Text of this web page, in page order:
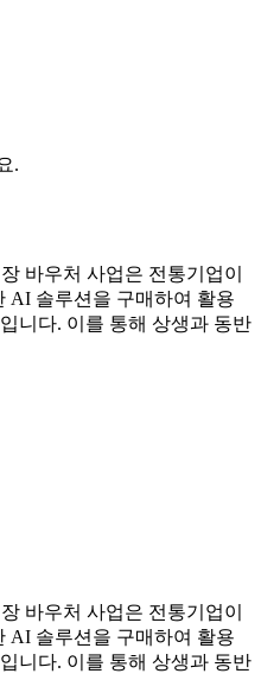
.
바우처 사업은 전통기업이
AI 솔루션을 구매하여 활용
니다. 이를 통해 상생과 동반
바우처 사업은 전통기업이
AI 솔루션을 구매하여 활용
니다. 이를 통해 상생과 동반